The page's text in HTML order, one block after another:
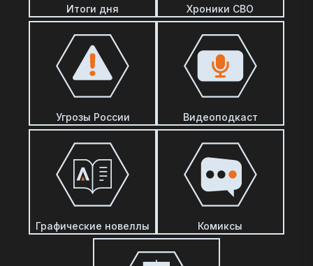
Итоги дня Хроники СВО
Угрозы России Видеоподкаст
Графические новеллы Комиксы